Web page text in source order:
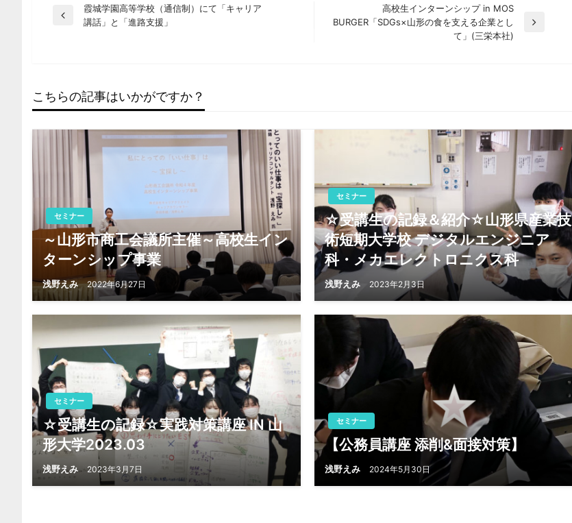
投
ナ
ビ
ゲ
ー
シ
ョ
ン
霞城学園高等学校（通信制）にて「キャリア
講話」と「進路支援」
次
高校生インターンシップ in MOS
BURGER「SDGs×山形の食を支える企業とし
て」(三栄本社)
こちらの記事はいかがですか？
セミナー
～山形市商工会議所主催～高校生イン
ターンシップ事業
浅野えみ 2022年6月27日
セミナー
☆受講生の記録＆紹介☆山形県産業技
術短期大学校 デジタルエンジニア
科・メカエレクトロニクス科
浅野えみ 2023年2月3日
セミナー
☆受講生の記録☆実践対策講座 IN 山
形大学2023.03
浅野えみ 2023年3月7日
セミナー
【公務員講座 添削&面接対策】
浅野えみ 2024年5月30日